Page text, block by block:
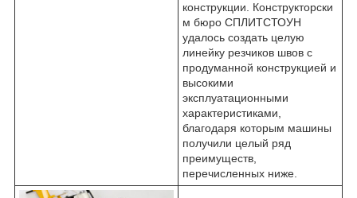
конструкции. Конструкторски
м бюро СПЛИТСТОУН
удалось создать целую
линейку резчиков швов с
продуманной конструкцией и
высокими
эксплуатационными
характеристиками,
благодаря которым машины
получили целый ряд
преимуществ,
перечисленных ниже.